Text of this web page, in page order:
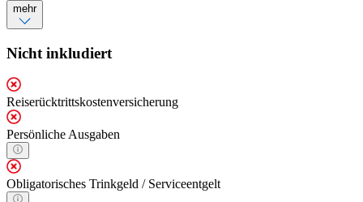
mehr
Nicht inkludiert
Reiserücktrittskostenversicherung
Persönliche Ausgaben
Obligatorisches Trinkgeld / Serviceentgelt